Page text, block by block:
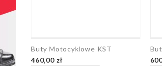
Buty Motocyklowe KST
460,00 zł